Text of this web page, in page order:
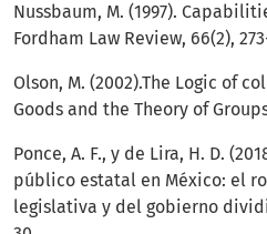
Nussbaum, M. (1997).
Fordham Law Review, 66(2),
Olson, M. (2002).The Logic of
Goods and the Theory of
Ponce, A. F., y de Lira, H. D.
público estatal en México: el
legislativa y del gobierno